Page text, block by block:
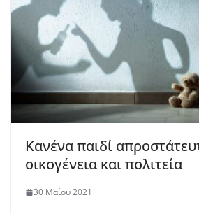
Κανένα παιδί
οικογένεια και πολιτεία
30 Μαΐου 2021